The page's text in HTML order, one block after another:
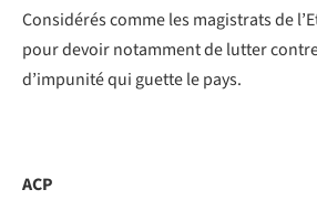
Considérés comme les magistrats de
pour devoir notamment de lutter
d’impunité qui guette le pays.
ACP